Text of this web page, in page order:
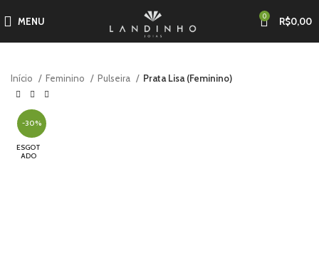
MENU 0 R$0,00
Início Feminino Pulseira Prata Lisa (Feminino)
-30%
ESGOT
ADO